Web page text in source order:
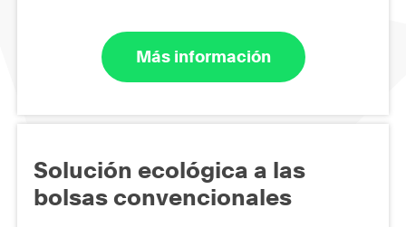
Más información
Solución ecológica a las
bolsas convencionales